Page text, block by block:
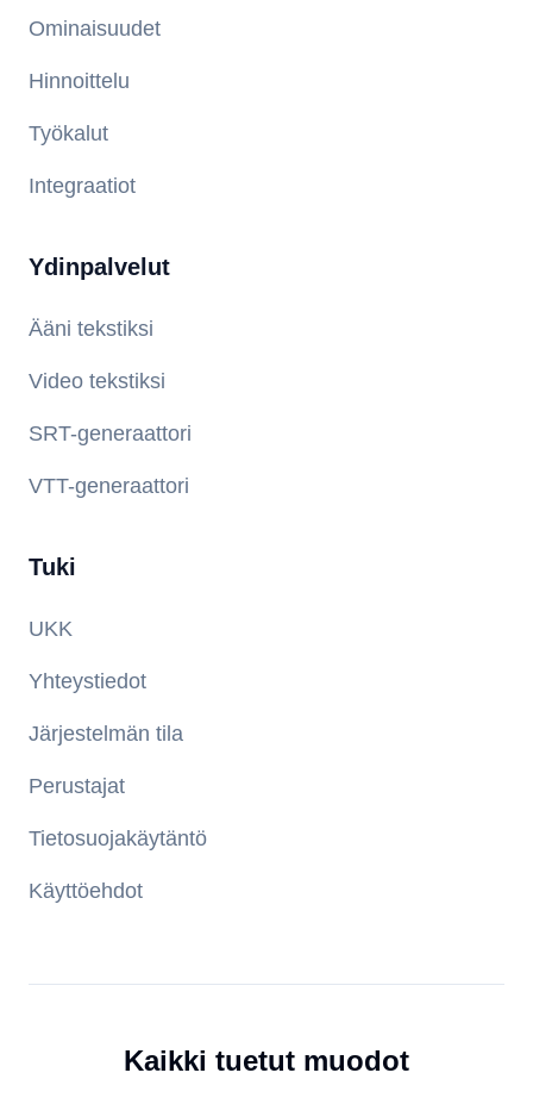
Ominaisuudet
Hinnoittelu
Työkalut
Integraatiot
Ydinpalvelut
Ääni tekstiksi
Video tekstiksi
SRT-generaattori
VTT-generaattori
Tuki
UKK
Yhteystiedot
Järjestelmän tila
Perustajat
Tietosuojakäytäntö
Käyttöehdot
Kaikki tuetut muodot